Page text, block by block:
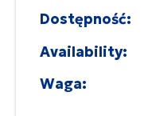
Dostępność:
Availability:
Waga: